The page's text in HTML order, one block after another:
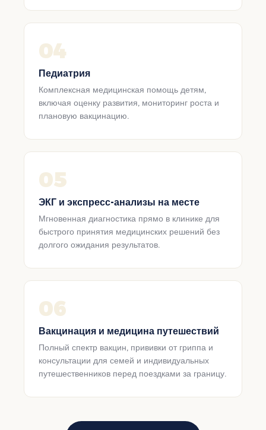
04
Педиатрия
Комплексная медицинская помощь детям,
включая оценку развития, мониторинг роста и
плановую вакцинацию.
05
ЭКГ и экспресс-анализы на месте
Мгновенная диагностика прямо в клинике для
быстрого принятия медицинских решений без
долгого ожидания результатов.
06
Вакцинация и медицина путешествий
Полный спектр вакцин, прививки от гриппа и
консультации для семей и индивидуальных
путешественников перед поездками за границу.